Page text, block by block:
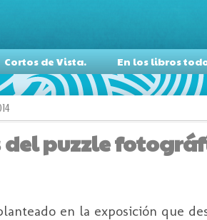
Cortos de Vista. En los libros
del puzzle
en la exposición que